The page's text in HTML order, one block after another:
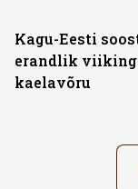
Kagu-Eesti
erandlik
kaelavõru